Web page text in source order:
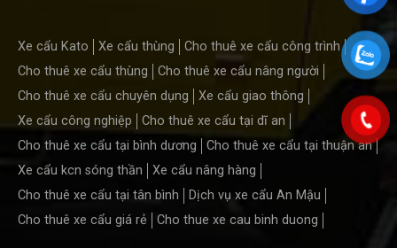
Xe cẩu Kato Xe cẩu thùng
Cho thuê xe cẩu công trình
Cho thuê xe cẩu thùng
Cho thuê xe cẩu nâng người
Cho thuê xe cẩu chuyên dụng
Xe cẩu giao thông
Xe cẩu công nghiệp
Cho thuê xe cẩu tại dĩ an
Cho thuê xe cẩu tại bình dương
Cho thuê xe cẩu tại thuận an
Xe cẩu kcn sóng thần
Xe cẩu nâng hàng
Cho thuê xe cẩu tại tân bình
Dịch vụ xe cẩu An Mậu
Cho thuê xe cẩu giá rẻ
Cho thue xe cau binh duong